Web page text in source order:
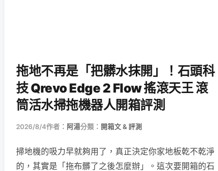
拖地不再是「把髒水抹開」！石頭科
技 Qrevo Edge 2 Flow 搖滾天王 滾
筒活水掃拖機器人開箱評測
2026/8/4作者： 阿湯分類： 開箱文 & 評測
掃地機的吸力早就夠用了，真正決定你家地板乾不乾淨
的，其實是「拖布髒了之後怎麼辦」。這次要開箱的石